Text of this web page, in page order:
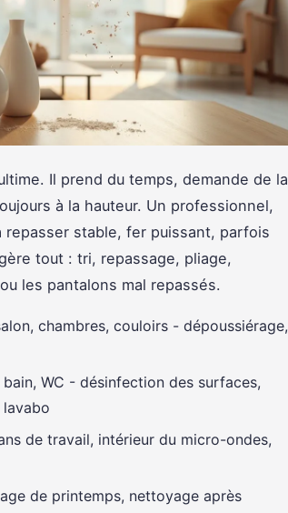
Il prend du temps, demande de la
à la hauteur. Un professionnel,
repasser stable, fer puissant, parfois
tout : tri, repassage, pliage,
les pantalons mal repassés.
chambres, couloirs - dépoussiérage,
bain, WC - désinfection des surfaces,
de travail, intérieur du micro-ondes,
de printemps, nettoyage après